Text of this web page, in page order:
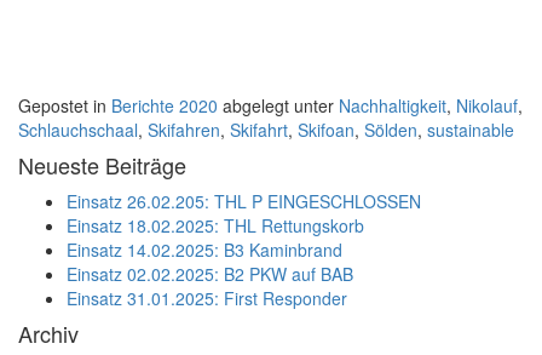
Gepostet in Berichte 2020 abgelegt unter Nachhaltigkeit, Nikolauf,
Schlauchschaal, Skifahren, Skifahrt, Skifoan, Sölden, sustainable
Neueste Beiträge
Einsatz 26.02.205: THL P EINGESCHLOSSEN
Einsatz 18.02.2025: THL Rettungskorb
Einsatz 14.02.2025: B3 Kaminbrand
Einsatz 02.02.2025: B2 PKW auf BAB
Einsatz 31.01.2025: First Responder
Archiv